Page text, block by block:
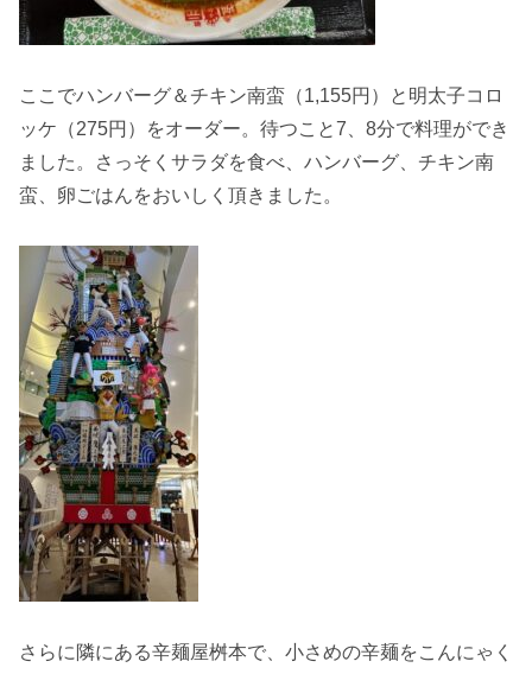
ここでハンバーグ＆チキン南蛮（1,155円）と明太子コロ
ッケ（275円）をオーダー。待つこと7、8分で料理ができ
ました。さっそくサラダを食べ、ハンバーグ、チキン南
蛮、卵ごはんをおいしく頂きました。
さらに隣にある辛麺屋桝本で、小さめの辛麺をこんにゃく